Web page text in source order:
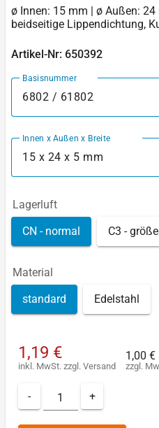
ø Innen: 15 mm | ø Außen:
beidseitige Lippendichtung,
Artikel-Nr: 650392
Basisnummer
6802 / 61802
Innen x Außen x Breite
15 x 24 x 5 mm
Lagerluft
CN - normal C3 -
Material
standard Edelstahl
1,19 €
inkl. MwSt. zzgl. Versand
1,00 €
zzgl.
- +